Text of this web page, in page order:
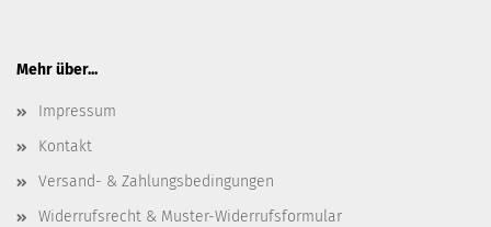
Mehr über...
Impressum
Kontakt
Versand- & Zahlungsbedingungen
Widerrufsrecht & Muster-Widerrufsformular